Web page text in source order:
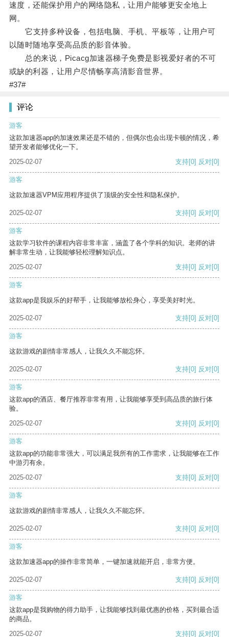
速度，还能保护用户的网络隐私，让用户能够更安全地上
网。
它支持多种设备，包括电脑、手机、平板等，让用户可
以随时随地享受高品质的影音体验。
总的来说，Picacg加速器梯子免费是影视爱好者的不可
或缺的利器，让用户尽情畅享高清影音世界。
#37#
评论
游客
这款加速器app的加速效果还是不错的，但偶尔也会出现卡顿的情况，希
望开发者能够优化一下。
2025-02-07
支持[0] 反对[0]
游客
这款加速器VPM应用程序提供了顶级的安全性和隐私保护。
2025-02-07 支持[0] 反对[0]
游客
这款学习软件的课程内容非常丰富，涵盖了各个学科的知识。老师的讲
解非常生动，让我能够轻松理解知识点。
2025-02-07
支持[0] 反对[0]
游客
这款app是我娱乐的好帮手，让我能够放松身心，享受美好时光。
2025-02-07 支持[0] 反对[0]
游客
这款游戏的剧情非常感人，让我久久不能忘怀。
2025-02-07 支持[0] 反对[0]
游客
这款app的酒店、餐厅推荐非常有用，让我能够享受到高品质的旅行体
验。
2025-02-07
支持[0] 反对[0]
游客
这款app的功能非常强大，可以满足我所有的工作需求，让我能够在工作
中游刃有余。
2025-02-07
支持[0] 反对[0]
游客
这款游戏的剧情非常感人，让我久久不能忘怀。
2025-02-07 支持[0] 反对[0]
游客
这款加速器app的操作非常简单，一键加速就能开启，非常方便。
2025-02-07 支持[0] 反对[0]
游客
这款app是我购物的得力助手，让我能够找到最优惠的价格，买到最合适
的商品。
2025-02-07
支持[0] 反对[0]